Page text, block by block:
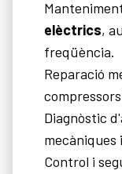
elèctrics,
freqüència.
Reparació
Diagnòstic
mecàniques
Control i